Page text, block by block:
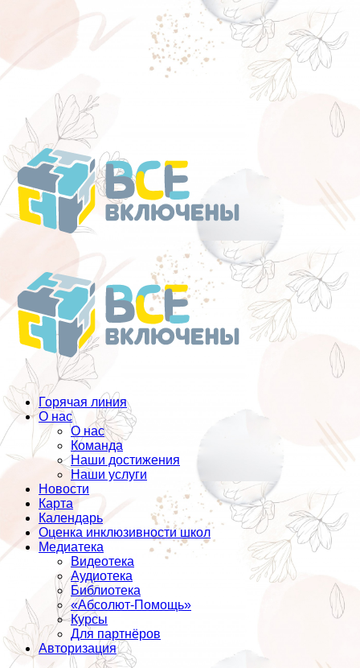
Перейти
к
содержанию
Горячая линия
О нас
О нас
Команда
Наши достижения
Наши услуги
Новости
Карта
Календарь
Оценка инклюзивности школ
Медиатека
Видеотека
Аудиотека
Библиотека
«Абсолют-Помощь»
Курсы
Для партнёров
Авторизация